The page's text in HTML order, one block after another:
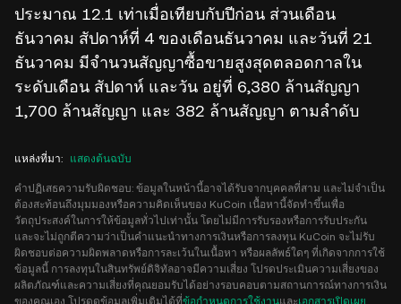
ประมาณ 12.1 เท่าเมื่อเทียบกับปีก่อน ส่วนเดือน
ธันวาคม สัปดาห์ที่ 4 ของเดือนธันวาคม และวันที่ 21
ธันวาคม มีจำนวนสัญญาซื้อขายสูงสุดตลอดกาลใน
ระดับเดือน สัปดาห์ และวัน อยู่ที่ 6,380 ล้านสัญญา
1,700 ล้านสัญญา และ 382 ล้านสัญญา ตามลำดับ
แหล่งที่มา: แสดงต้นฉบับ
คำปฏิเสธความรับผิดชอบ: ข้อมูลในหน้านี้อาจได้รับจากบุคคลที่สาม และไม่จำเป็น
ต้องสะท้อนถึงมุมมองหรือความคิดเห็นของ KuCoin เนื้อหานี้จัดทำขึ้นเพื่อ
วัตถุประสงค์ในการให้ข้อมูลทั่วไปเท่านั้น โดยไม่มีการรับรองหรือการรับประกัน
และจะไม่ถูกตีความว่าเป็นคำแนะนำทางการเงินหรือการลงทุน KuCoin จะไม่รับ
ผิดชอบต่อความผิดพลาดหรือการละเว้นในเนื้อหา หรือผลลัพธ์ใดๆ ที่เกิดจากการใช้
ข้อมูลนี้ การลงทุนในสินทรัพย์ดิจิทัลอาจมีความเสี่ยง โปรดประเมินความเสี่ยงของ
ผลิตภัณฑ์และความเสี่ยงที่คุณยอมรับได้อย่างรอบคอบตามสถานการณ์ทางการเงิน
ของคุณเอง โปรดดูข้อมูลเพิ่มเติมได้ที่ข้อกำหนดการใช้งานและเอกสารเปิดเผย